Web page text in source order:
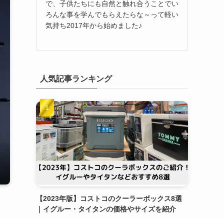
で、子供たちにも自然と触れ合うことでい
ろんな事を学んでもらえたらな～って軽い
気持ち2017年から始めました♪
人気記事ランキング
【2023年版】コストコのクーラーボックス8選
｜イグルー・タイタンの価格やサイズを紹介